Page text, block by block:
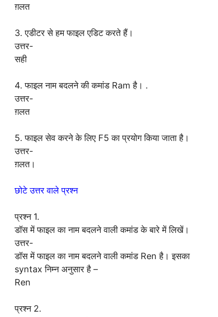
ग़लत
3. एडीटर से हम फाइल एडिट करते हैं।
उत्तर-
सही
4. फाइल नाम बदलने की कमांड Ram है। .
उत्तर-
ग़लत
5. फाइल सेव करने के लिए F5 का प्रयोग किया जाता है।
उत्तर-
ग़लत।
छोटे उत्तर वाले प्रश्न
प्रश्न 1.
डॉस में फाइल का नाम बदलने वाली कमांड के बारे में लिखें।
उत्तर-
डॉस में फाइल का नाम बदलने वाली कमांड Ren है। इसका
syntax निम्न अनुसार है –
Ren
प्रश्न 2.